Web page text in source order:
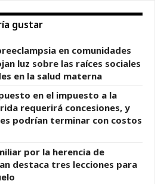
gustar
en comunidades
luz sobre las raíces sociales
en la salud materna
en el impuesto a la
requerirá concesiones, y
podrían terminar con costos
por la herencia de
destaca tres lecciones para